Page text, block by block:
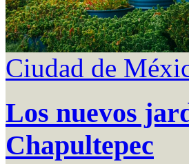
Ciudad de
Los nuevos
Chapultepec